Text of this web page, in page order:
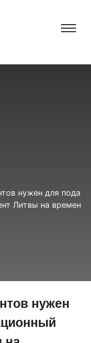
нужен для пода
Литвы на времен
нужен